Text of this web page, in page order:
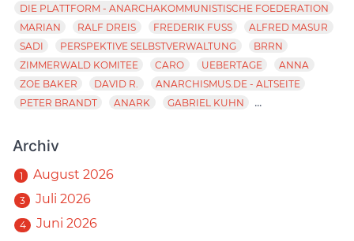
DIE PLATTFORM - ANARCHAKOMMUNISTISCHE FOEDERATION
MARIAN
RALF DREIS FREDERIK FUSS
ALFRED MASUR
SADI
PERSPEKTIVE SELBSTVERWALTUNG
BRRN
ZIMMERWALD KOMITEE
CARO UEBERTAGE
ANNA
ZOE BAKER
DAVID R.
ANARCHISMUS.DE - ALTSEITE
PETER BRANDT
ANARK GABRIEL KUHN ...
Archiv
1 August 2026
3 Juli 2026
4 Juni 2026